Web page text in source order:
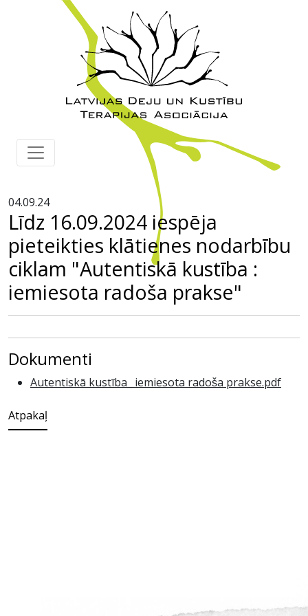
04.09.24
Līdz 16.09.2024 iespēja
pieteikties klātienes nodarbību
ciklam "Autentiskā kustība :
iemiesota radoša prakse"
Dokumenti
Autentiskā kustība_ iemiesota radoša prakse.pdf
Atpakaļ